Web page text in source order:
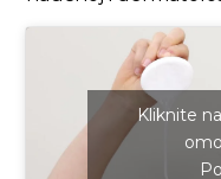
Kliknite